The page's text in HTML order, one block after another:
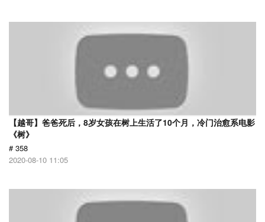
【越哥】爸爸死后，8岁女孩在树上生活了10个月，冷门治愈系电影
《树》
# 358
2020-08-10 11:05